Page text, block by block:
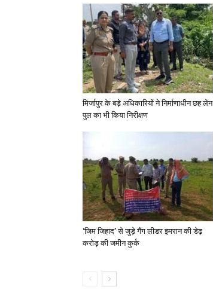
मिर्जापुर के बड़े अधिकारियों ने निर्माणाधीन छह लेन
पुल का भी किया निरीक्षण
‘जिम जिहाद’ से जुड़े गैंग लीडर इमरान की डेढ़
करोड़ की जमीन कुर्क